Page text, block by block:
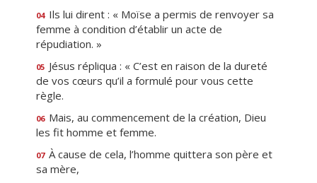
04 Ils lui dirent : « Moïse a permis de renvoyer sa
femme à condition d’établir un acte de
répudiation. »
05 Jésus répliqua : « C’est en raison de la dureté
de vos cœurs qu’il a formulé pour vous cette
règle.
06 Mais, au commencement de la création, Dieu
les fit homme et femme.
07 À cause de cela, l’homme quittera son père et
sa mère,